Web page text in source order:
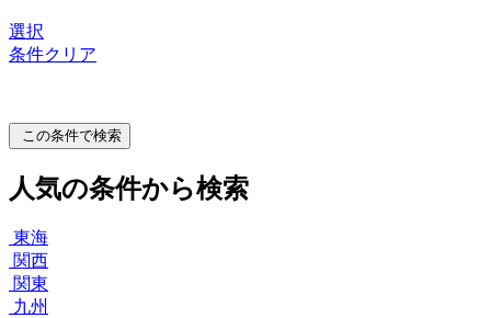
選択
条件クリア
この条件で検索
人気の条件から検索
東海
関西
関東
九州